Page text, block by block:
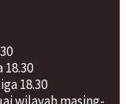
18.30